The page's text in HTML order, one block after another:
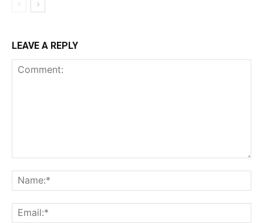
LEAVE A REPLY